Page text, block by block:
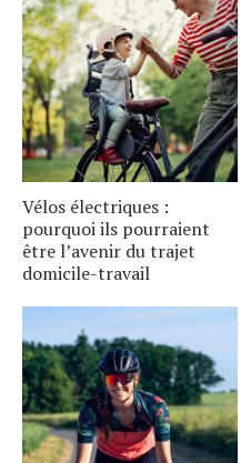
Vélos électriques :
pourquoi ils pourraient
être l’avenir du trajet
domicile-travail